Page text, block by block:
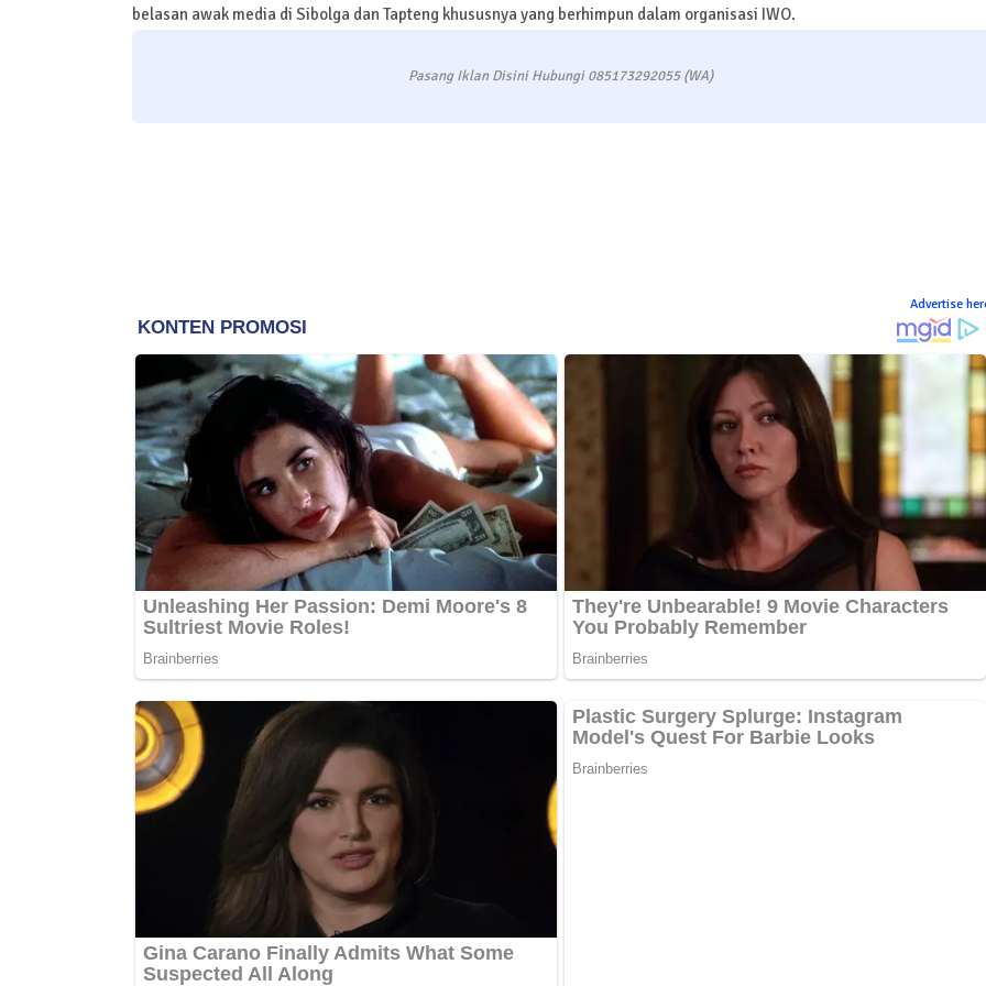
belasan awak media di Sibolga dan Tapteng khususnya yang berhimpun dalam organisasi IWO.
Pasang Iklan Disini Hubungi 085173292055 (WA)
Advertise